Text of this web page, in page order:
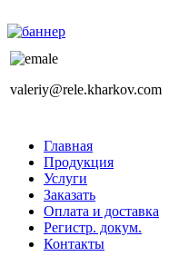
valeriy@rele.kharkov.com
Главная
Продукция
Услуги
Заказать
Оплата и доставка
Регистр. докум.
Контакты